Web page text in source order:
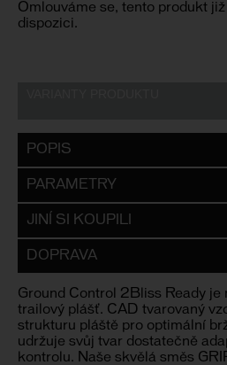
Omlouváme se, tento produkt
dispozici.
POPIS
PARAMETRY
JINÍ SI KOUPILI
DOPRAVA
Ground Control 2Bliss Ready je
trailový plášť. CAD tvarovaný
strukturu pláště pro optimální
udržuje svůj tvar dostatečně
kontrolu. Naše skvělá směs